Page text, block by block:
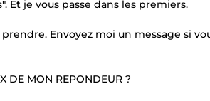
Et je vous passe dans les premiers.
Envoyez moi un message si
DE MON REPONDEUR ?